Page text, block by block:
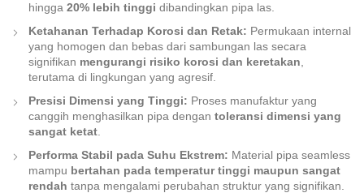
hingga 20% lebih tinggi dibandingkan pipa las.
Ketahanan Terhadap Korosi dan Retak: Permukaan internal
yang homogen dan bebas dari sambungan las secara
signifikan mengurangi risiko korosi dan keretakan
terutama di lingkungan yang agresif.
Presisi Dimensi yang Tinggi: Proses manufaktur yang
canggih menghasilkan pipa dengan toleransi dimensi yang
sangat ketat
Performa Stabil pada Suhu Ekstrem: Material pipa seamless
mampu bertahan pada temperatur tinggi maupun sangat
rendah tanpa mengalami perubahan struktur yang signifikan.